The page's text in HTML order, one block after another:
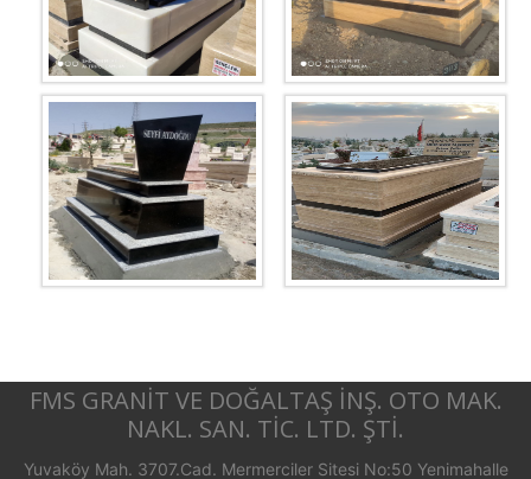
FMS GRANİT VE DOĞALTAŞ İNŞ. OTO MAK.
NAKL. SAN. TİC. LTD. ŞTİ.
Yuvaköy Mah. 3707.Cad. Mermerciler Sitesi No:50 Yenimahalle